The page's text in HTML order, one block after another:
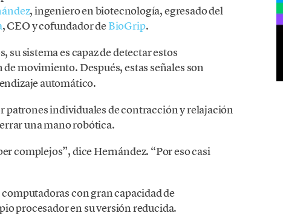
, ingeniero en biotecnología, egresado del
, CEO y cofundador deBioGrip.
sistema es capaz de detectar estos
movimiento. Después, estas señales son
automático.
patrones individuales de contracción y relajación
una mano robótica.
complejos”, dice Hernández. “Por eso casi
con gran capacidad de
procesador en su versión reducida.